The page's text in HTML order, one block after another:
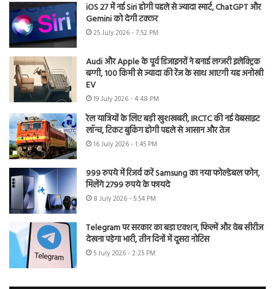
iOS 27 में नई Siri होगी पहले से ज्यादा स्मार्ट, ChatGPT और
Gemini को देगी टक्कर
25 July 2026 - 7:52 PM
Audi और Apple के पूर्व डिजाइनरों ने बनाई लग्जरी इलेक्ट्रिक
बग्गी, 100 किमी से ज्यादा की रेंज के साथ आएगी यह अनोखी
EV
19 July 2026 - 4:48 PM
रेल यात्रियों के लिए बड़ी खुशखबरी, IRCTC की नई वेबसाइट
लॉन्च, टिकट बुकिंग होगी पहले से आसान और तेज
16 July 2026 - 1:45 PM
999 रुपये में रिजर्व करें Samsung का नया फोल्डेबल फोन,
मिलेंगे 2799 रुपये के फायदे
8 July 2026 - 5:54 PM
Telegram पर सरकार का बड़ा एक्शन, फिल्में और वेब सीरीज
देखना पड़ेगा भारी, तीन दिनों में दूसरा नोटिस
5 July 2026 - 2:25 PM